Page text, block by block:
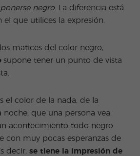
ponerse negro. La diferencia está
el que utilices la expresión.
matices del color negro,
supone tener un punto de vista
el color de la nada, de la
noche, que una persona vea
acontecimiento todo negro
con muy pocas esperanzas de
decir,se tiene la impresión de